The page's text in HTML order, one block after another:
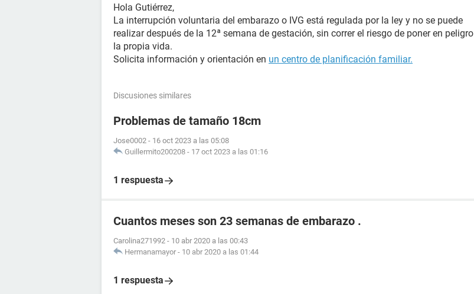
Hola Gutiérrez,
La interrupción voluntaria del embarazo o IVG está regulada por la ley y no se puede
realizar después de la 12ª semana de gestación, sin correr el riesgo de poner en peligro
la propia vida.
Solicita información y orientación en un centro de planificación familiar.
Discusiones similares
Problemas de tamaño 18cm
Jose0002 - 16 oct 2023 a las 05:08
Guillermito200208 - 17 oct 2023 a las 01:16
1 respuesta
Cuantos meses son 23 semanas de embarazo .
Carolina271992 - 10 abr 2020 a las 00:43
Hermanamayor - 10 abr 2020 a las 01:44
1 respuesta